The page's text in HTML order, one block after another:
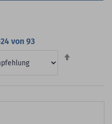
24 von 93